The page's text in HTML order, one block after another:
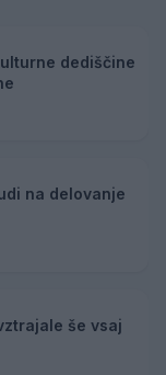
dediščine
na delovanje
še vsaj